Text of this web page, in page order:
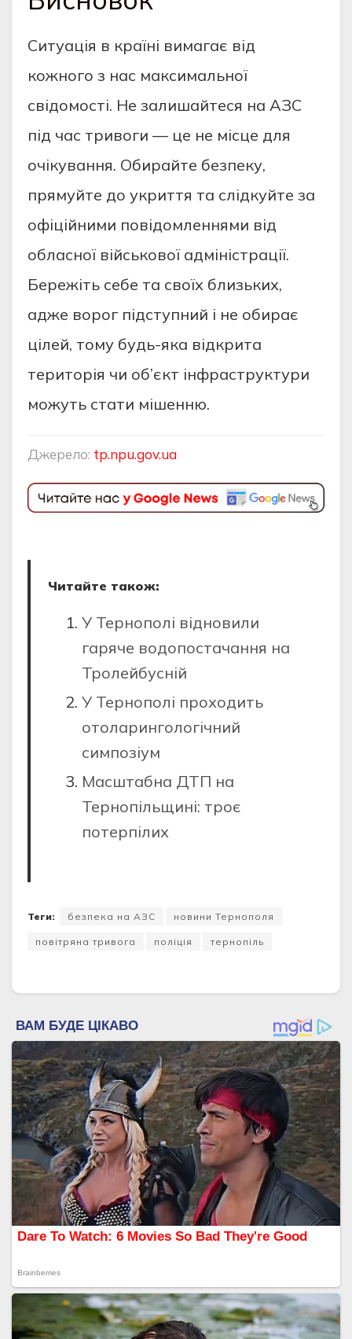
Ситуація в країні вимагає від
кожного з нас максимальної
свідомості. Не залишайтеся на АЗС
під час тривоги — це не місце для
очікування. Обирайте безпеку,
прямуйте до укриття та слідкуйте за
офіційними повідомленнями від
обласної військової адміністрації.
Бережіть себе та своїх близьких,
адже ворог підступний і не обирає
цілей, тому будь-яка відкрита
територія чи об’єкт інфраструктури
можуть стати мішенню.
Джерело: tp.npu.gov.ua
Читайте також:
У Тернополі відновили
гаряче водопостачання на
Тролейбусній
У Тернополі проходить
отоларингологічний
симпозіум
Масштабна ДТП на
Тернопільщині: троє
потерпілих
Теги: безпека на АЗС новини Тернополя
повітряна тривога поліція тернопіль